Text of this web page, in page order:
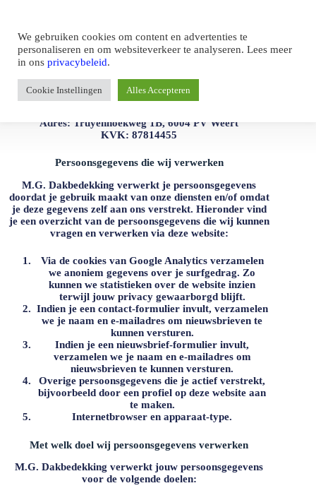
Website:https://www.mg-dakbedekking.nl
Adres: Truyenhoekweg 1B, 6004 PV Weert
KVK: 87814455
Persoonsgegevens die wij verwerken
M.G. Dakbedekking verwerkt je persoonsgegevens
doordat je gebruik maakt van onze diensten en/of omdat
je deze gegevens zelf aan ons verstrekt. Hieronder vind
je een overzicht van de persoonsgegevens die wij kunnen
vragen en verwerken via deze website:
Via de cookies van Google Analytics verzamelen
we anoniem gegevens over je surfgedrag. Zo
kunnen we statistieken over de website inzien
terwijl jouw privacy gewaarborgd blijft.
Indien je een contact-formulier invult, verzamelen
we je naam en e-mailadres om nieuwsbrieven te
kunnen versturen.
Indien je een nieuwsbrief-formulier invult,
verzamelen we je naam en e-mailadres om
nieuwsbrieven te kunnen versturen.
Overige persoonsgegevens die je actief verstrekt,
bijvoorbeeld door een profiel op deze website aan
te maken.
Internetbrowser en apparaat-type.
Met welk doel wij persoonsgegevens verwerken
M.G. Dakbedekking verwerkt jouw persoonsgegevens
voor de volgende doelen:
We gebruiken cookies om content en advertenties te
personaliseren en om websiteverkeer te analyseren. Lees meer
in ons privacybeleid.
Cookie Instellingen Alles Accepteren